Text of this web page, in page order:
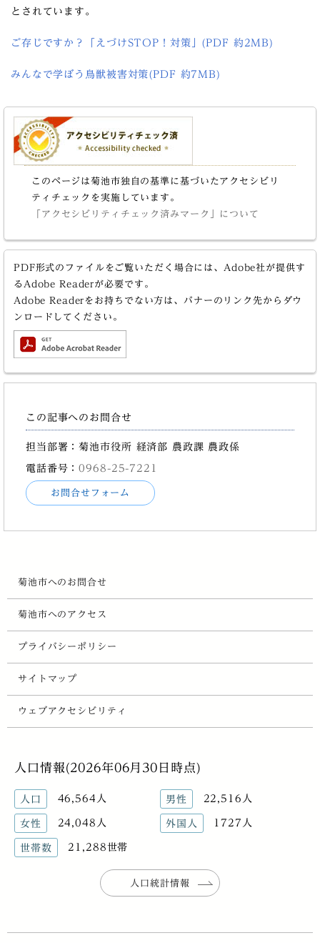
とされています。
ご存じですか？「えづけSTOP！対策」(PDF 約2MB)
みんなで学ぼう鳥獣被害対策(PDF 約7MB)
このページは菊池市独自の基準に基づいたアクセシビリ
ティチェックを実施しています。
「アクセシビリティチェック済みマーク」について
PDF形式のファイルをご覧いただく場合には、Adobe社が提供す
るAdobe Readerが必要です。
Adobe Readerをお持ちでない方は、バナーのリンク先からダウ
ンロードしてください。
この記事へのお問合せ
担当部署：菊池市役所 経済部 農政課 農政係
電話番号：0968-25-7221
お問合せフォーム
菊池市へのお問合せ
菊池市へのアクセス
プライバシーポリシー
サイトマップ
ウェブアクセシビリティ
人口情報(2026年06月30日時点)
人口 46,564人 男性 22,516人
女性 24,048人 外国人 1727人
世帯数 21,288世帯
人口統計情報